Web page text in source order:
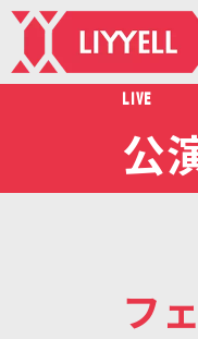
LIVE
公
フ